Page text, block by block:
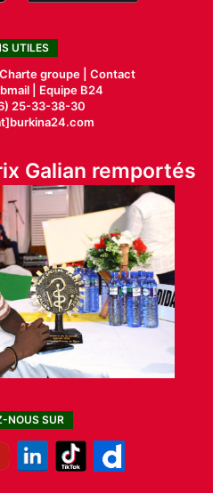
UTILES
Charte groupe | Contact
|
Equipe B24
25-33-38-30
Galian remportés
NOUS SUR